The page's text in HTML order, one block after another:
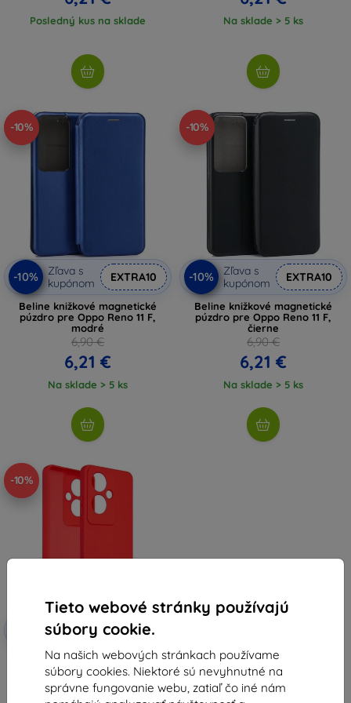
Tieto webové stránky používajú
súbory cookie.
Na našich webových stránkach používame
súbory cookies. Niektoré sú nevyhnutné na
správne fungovanie webu, zatiaľ čo iné nám
Posledný kus na sklade Na sklade > 5 ks
-10%
-10%
Zľava s
kupónom
EXTRA10
Beline knižkové magnetické
púzdro pre Oppo Reno 11 F,
modré
6,90 €
6,21 €
Na sklade > 5 ks
-10%
-10%
Zľava s
kupónom
EXTRA10
Beline knižkové magnetické
púzdro pre Oppo Reno 11 F,
čierne
6,90 €
6,21 €
Na sklade > 5 ks
-10%
Zľava s
kupónom
EXTRA10
Beline silikónový kryt pre Oppo
Reno 11F červený
6,90 €